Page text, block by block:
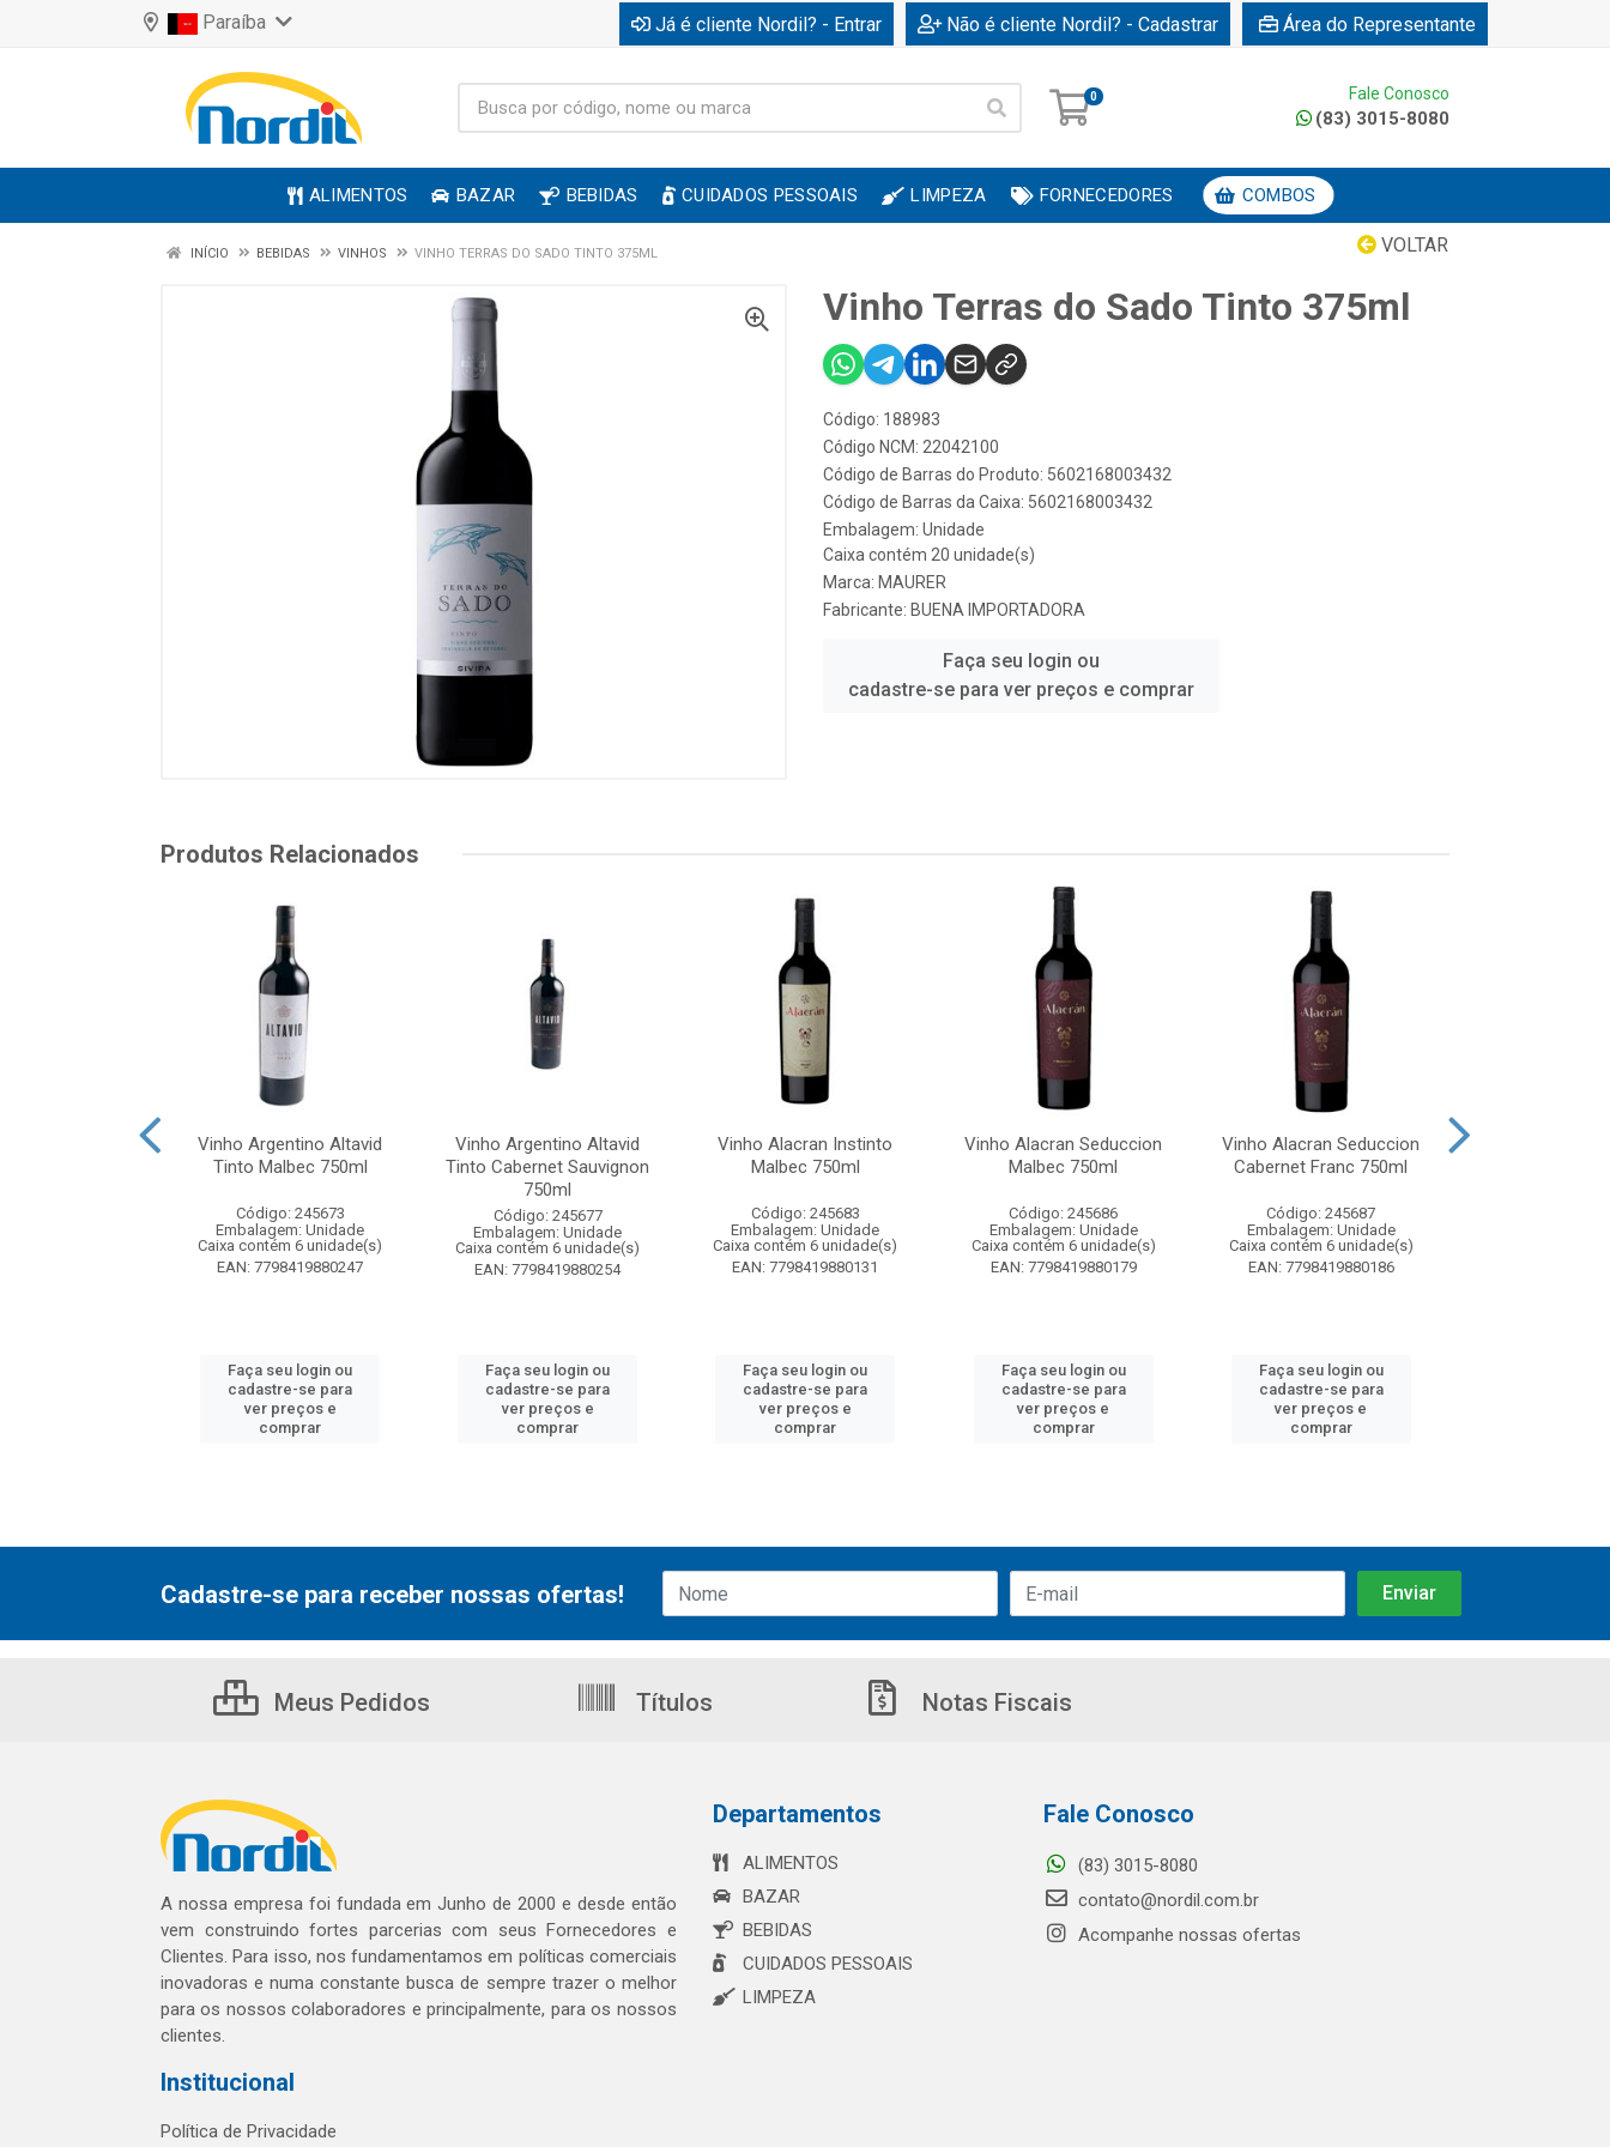
Paraíba Já é cliente Nordil? - Entrar Não é cliente Nordil? - Cadastrar Área do Representante
0 Fale Conosco
(83) 3015-8080
ALIMENTOS BAZAR BEBIDAS CUIDADOS PESSOAIS LIMPEZA FORNECEDORES COMBOS
VOLTAR
INÍCIO BEBIDAS VINHOS VINHO TERRAS DO SADO TINTO 375ML
Vinho Terras do Sado Tinto 375ml
Código: 188983
Código NCM: 22042100
Código de Barras do Produto: 5602168003432
Código de Barras da Caixa: 5602168003432
Embalagem: Unidade
Caixa contém 20 unidade(s)
Marca: MAURER
Fabricante: BUENA IMPORTADORA
Faça seu login ou
cadastre-se para ver preços e comprar
Produtos Relacionados
Vinho Argentino Altavid
Tinto Malbec 750ml
Código: 245673
Embalagem: Unidade
Caixa contém 6 unidade(s)
EAN: 7798419880247
Faça seu login ou
cadastre-se para
ver preços e
comprar
Vinho Argentino Altavid
Tinto Cabernet Sauvignon
750ml
Código: 245677
Embalagem: Unidade
Caixa contém 6 unidade(s)
EAN: 7798419880254
Faça seu login ou
cadastre-se para
ver preços e
comprar
Vinho Alacran Instinto
Malbec 750ml
Código: 245683
Embalagem: Unidade
Caixa contém 6 unidade(s)
EAN: 7798419880131
Faça seu login ou
cadastre-se para
ver preços e
comprar
Vinho Alacran Seduccion
Malbec 750ml
Código: 245686
Embalagem: Unidade
Caixa contém 6 unidade(s)
EAN: 7798419880179
Faça seu login ou
cadastre-se para
ver preços e
comprar
Vinho Alacran Seduccion
Cabernet Franc 750ml
Código: 245687
Embalagem: Unidade
Caixa contém 6 unidade(s)
EAN: 7798419880186
Faça seu login ou
cadastre-se para
ver preços e
comprar
Cadastre-se para receber nossas ofertas!
Meus Pedidos Títulos Notas Fiscais
A nossa empresa foi fundada em Junho de 2000 e desde então
vem construindo fortes parcerias com seus Fornecedores e
Clientes. Para isso, nos fundamentamos em políticas comerciais
inovadoras e numa constante busca de sempre trazer o melhor
para os nossos colaboradores e principalmente, para os nossos
clientes.
Institucional
Política de Privacidade
Departamentos
ALIMENTOS
BAZAR
BEBIDAS
CUIDADOS PESSOAIS
LIMPEZA
Fale Conosco
(83) 3015-8080
contato@nordil.com.br
Acompanhe nossas ofertas